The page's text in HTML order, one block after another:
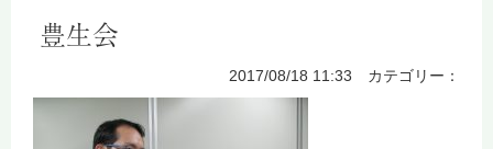
豊生会
2017/08/18 11:33 カテゴリー：